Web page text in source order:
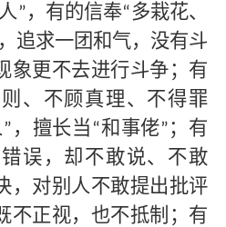
”，有的信奉“多栽花、
追求一团和气，没有斗
象更不去进行斗争；有
、不顾真理、不得罪
” ，擅长当 “和事佬”；有
误，却不敢说、不敢
，对别人不敢提出批评
不正视，也不抵制；有